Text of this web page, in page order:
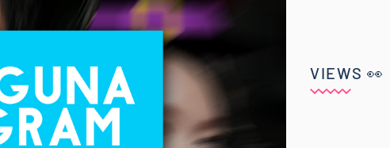
VIEWS 👀